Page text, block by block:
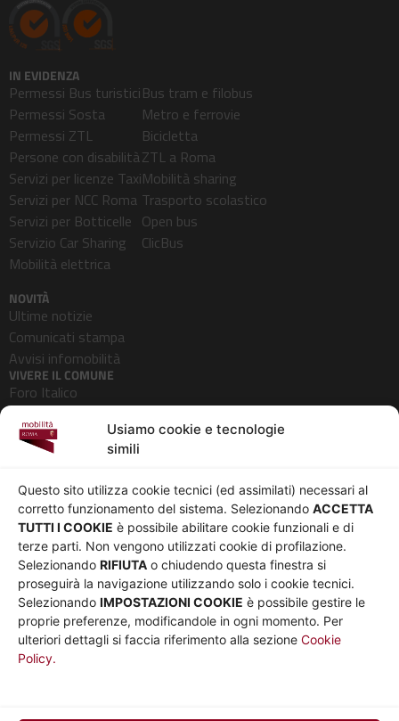
Usiamo cookie e tecnologie
simili
Questo sito utilizza cookie tecnici (ed assimilati) necessari al
corretto funzionamento del sistema. Selezionando ACCETTA
TUTTI I COOKIE è possibile abilitare cookie funzionali e di
terze parti. Non vengono utilizzati cookie di profilazione.
Selezionando RIFIUTA o chiudendo questa finestra si
proseguirà la navigazione utilizzando solo i cookie tecnici.
Selezionando IMPOSTAZIONI COOKIE è possibile gestire le
proprie preferenze, modificandole in ogni momento. Per
ulteriori dettagli si faccia riferimento alla sezione Cookie
Policy.
IN EVIDENZA
Permessi Bus turistici
Permessi Sosta
Permessi ZTL
Persone con disabilità
Servizi per licenze Taxi
Servizi per NCC Roma
Servizi per Botticelle
Servizio Car Sharing
Mobilità elettrica
Bus tram e filobus
Metro e ferrovie
Bicicletta
ZTL a Roma
Mobilità sharing
Trasporto scolastico
Open bus
ClicBus
NOVITÀ
Ultime notizie
Comunicati stampa
Avvisi infomobilità
VIVERE IL COMUNE
Foro Italico
Pedonalizzazioni
Aeroporti
Chi siamo
Governance
Whistleblowing
Co-Marketing
Social media policy
Informativa Cookie
Informativa Sito web e
social media
Privacy
Parità di genere
Amministrazione
trasparente
Bandi e gare
Note legali
UTILITÀ